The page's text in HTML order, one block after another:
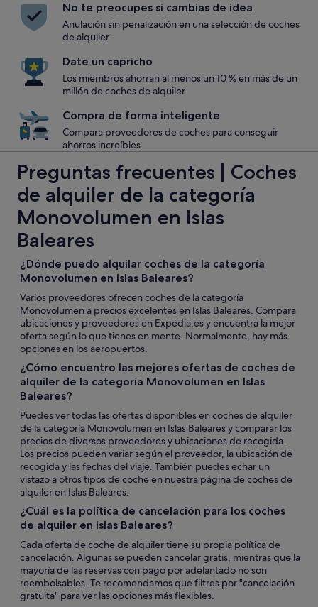
No te preocupes si cambias de idea
Anulación sin penalización en una selección de coches
de alquiler
Date un capricho
Los miembros ahorran al menos un 10 % en más de un
millón de coches de alquiler
Compra de forma inteligente
Compara proveedores de coches para conseguir
ahorros increíbles
Preguntas frecuentes | Coches
de alquiler de la categoría
Monovolumen en Islas
Baleares
¿Dónde puedo alquilar coches de la categoría
Monovolumen en Islas Baleares?
Varios proveedores ofrecen coches de la categoría
Monovolumen a precios excelentes en Islas Baleares. Compara
ubicaciones y proveedores en Expedia.es y encuentra la mejor
oferta según lo que tienes en mente. Normalmente, hay más
opciones en los aeropuertos.
¿Cómo encuentro las mejores ofertas de coches de
alquiler de la categoría Monovolumen en Islas
Baleares?
Puedes ver todas las ofertas disponibles en coches de alquiler
de la categoría Monovolumen en Islas Baleares y comparar los
precios de diversos proveedores y ubicaciones de recogida.
Los precios pueden variar según el proveedor, la ubicación de
recogida y las fechas del viaje. También puedes echar un
vistazo a otros tipos de coche en nuestra página de coches de
alquiler en Islas Baleares.
¿Cuál es la política de cancelación para los coches
de alquiler en Islas Baleares?
Cada oferta de coche de alquiler tiene su propia política de
cancelación. Algunas se pueden cancelar gratis, mientras que la
mayoría de las reservas con pago por adelantado no son
reembolsables. Te recomendamos que filtres por "cancelación
gratuita" para ver las opciones más flexibles.